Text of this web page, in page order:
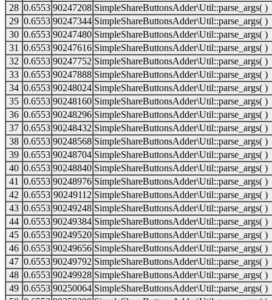
28 0.6553 90247208 SimpleShareButtonsAdder\Util::parse_args( )
29 0.6553 90247344 SimpleShareButtonsAdder\Util::parse_args( )
30 0.6553 90247480 SimpleShareButtonsAdder\Util::parse_args( )
31
0.6553 90247616 SimpleShareButtonsAdder\Util::parse_args( )
32 0.6553 90247752 SimpleShareButtonsAdder\Util::parse_args( )
33 0.6553 90247888 SimpleShareButtonsAdder\Util::parse_args( )
34 0.6553 90248024 SimpleShareButtonsAdder\Util::parse_args( )
35 0.6553 90248160 SimpleShareButtonsAdder\Util::parse_args( )
36 0.6553 90248296 SimpleShareButtonsAdder\Util::parse_args( )
37 0.6553 90248432 SimpleShareButtonsAdder\Util::parse_args( )
38 0.6553 90248568 SimpleShareButtonsAdder\Util::parse_args( )
39 0.6553 90248704 SimpleShareButtonsAdder\Util::parse_args( )
40 0.6553 90248840 SimpleShareButtonsAdder\Util::parse_args( )
41
0.6553 90248976 SimpleShareButtonsAdder\Util::parse_args( )
42 0.6553 90249112 SimpleShareButtonsAdder\Util::parse_args( )
43 0.6553 90249248 SimpleShareButtonsAdder\Util::parse_args( )
44 0.6553 90249384 SimpleShareButtonsAdder\Util::parse_args( )
45 0.6553 90249520 SimpleShareButtonsAdder\Util::parse_args( )
46 0.6553 90249656 SimpleShareButtonsAdder\Util::parse_args( )
47 0.6553 90249792 SimpleShareButtonsAdder\Util::parse_args( )
48 0.6553 90249928 SimpleShareButtonsAdder\Util::parse_args( )
49 0.6553 90250064 SimpleShareButtonsAdder\Util::parse_args( )